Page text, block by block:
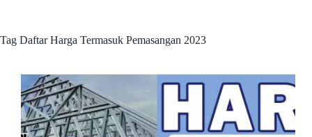
Tag Daftar Harga Termasuk Pemasangan 2023